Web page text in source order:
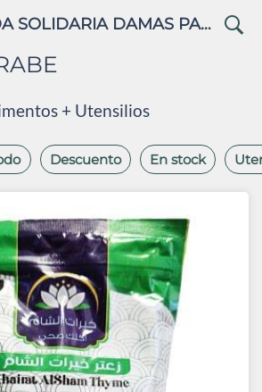
TIENDA SOLIDARIA DAMAS PALESTINAS
+ Utensilios
Descuento En stock